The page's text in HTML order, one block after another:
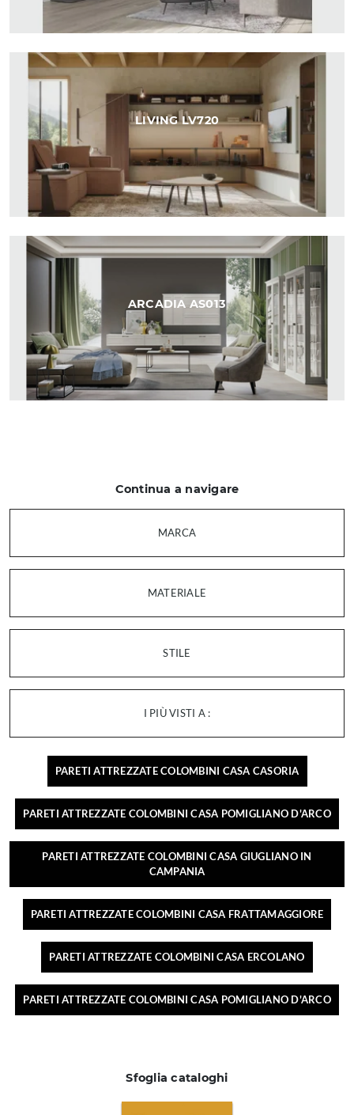
LIVING LV720
ARCADIA AS013
Continua a navigare
MARCA
MATERIALE
STILE
I PIÙ VISTI A :
PARETI ATTREZZATE COLOMBINI CASA CASORIA
PARETI ATTREZZATE COLOMBINI CASA POMIGLIANO D'ARCO
PARETI ATTREZZATE COLOMBINI CASA GIUGLIANO IN
CAMPANIA
PARETI ATTREZZATE COLOMBINI CASA FRATTAMAGGIORE
PARETI ATTREZZATE COLOMBINI CASA ERCOLANO
PARETI ATTREZZATE COLOMBINI CASA POMIGLIANO D'ARCO
Sfoglia cataloghi